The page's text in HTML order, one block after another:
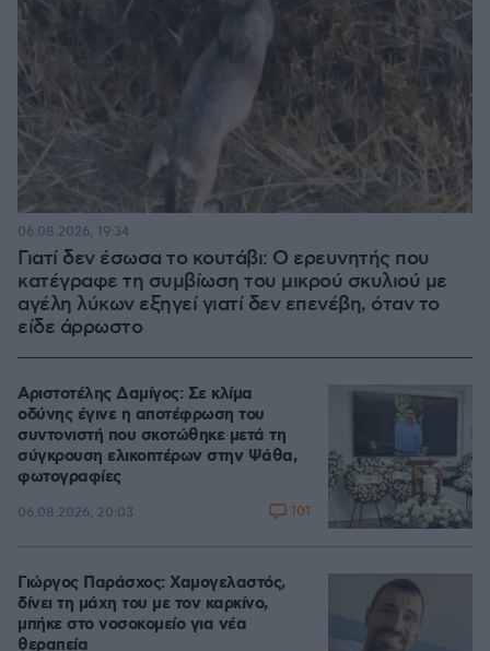
Γιατί δεν έσωσα το κουτάβι: Ο ερευνητής που
κατέγραφε τη συμβίωση του μικρού σκυλιού με
αγέλη λύκων εξηγεί γιατί δεν επενέβη, όταν το
είδε άρρωστο
06.08.2026, 19:34
Αριστοτέλης Δαμίγος: Σε κλίμα
οδύνης έγινε η αποτέφρωση του
συντονιστή που σκοτώθηκε μετά τη
σύγκρουση ελικοπτέρων στην Ψάθα,
φωτογραφίες
06.08.2026, 20:03 101
Γιώργος Παράσχος: Χαμογελαστός,
δίνει τη μάχη του με τον καρκίνο,
μπήκε στο νοσοκομείο για νέα
θεραπεία